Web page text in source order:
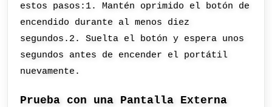
estos pasos:1. Mantén oprimido el botón de
encendido durante al menos diez
segundos.2. Suelta el botón y espera unos
segundos antes de encender el portátil
nuevamente.
Prueba con una Pantalla Externa